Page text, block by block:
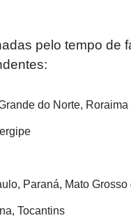
pelo tempo de
do Norte, Roraima
Paraná, Mato Grosso
Tocantins